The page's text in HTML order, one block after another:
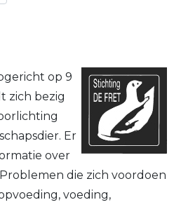
op 9
zich bezig
Er
over
die zich voordoen
voeding,